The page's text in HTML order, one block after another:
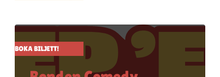
BOKA BILJETT!